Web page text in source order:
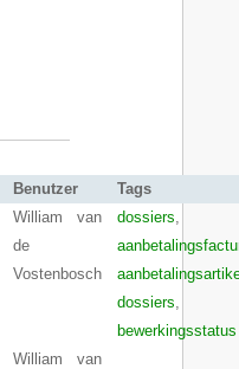
Benutzer Tags
William van
de
Vostenbosch
dossiers
dossiers
bewerkingsstatus
William van